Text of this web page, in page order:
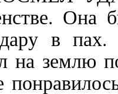
Она
в
на землю